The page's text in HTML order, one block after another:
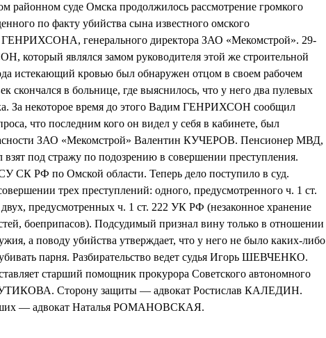
районном суде Омска продолжилось рассмотрение громкого
по факту убийства сына известного омского
ГЕНРИХСОНА, генерального директора ЗАО «Мекомстрой». 29-
который являлся замом руководителя этой же строительной
истекающий кровью был обнаружен отцом в своем рабочем
скончался в больнице, где выяснилось, что у него два пулевых
За некоторое время до этого Вадим ГЕНРИХСОН сообщил
что последним кого он видел у себя в кабинете, был
ЗАО «Мекомстрой» Валентин КУЧЕРОВ. Пенсионер МВД,
под стражу по подозрению в совершении преступления.
СК РФ по Омской области. Теперь дело поступило в суд.
трех преступлений: одного, предусмотренного ч. 1 ст.
предусмотренных ч. 1 ст. 222 УК РФ (незаконное хранение
боеприпасов). Подсудимый признал вину только в отношении
а поводу убийства утверждает, что у него не было каких-либо
парня. Разбирательство ведет судья Игорь ШЕВЧЕНКО.
старший помощник прокурора Советского автономного
Сторону защиты — адвокат Ростислав КАЛЕДИН.
— адвокат Наталья РОМАНОВСКАЯ.